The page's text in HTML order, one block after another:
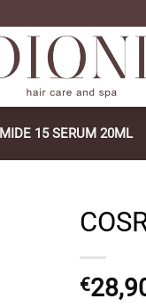
15 SERUM 20ML
€